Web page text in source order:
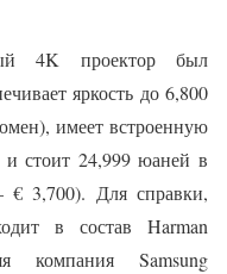
4K проектор был
яркость до 6,800
имеет встроенную
и стоит 24,999 юаней в
3,700). Для справки,
в состав Harman
компания Samsung